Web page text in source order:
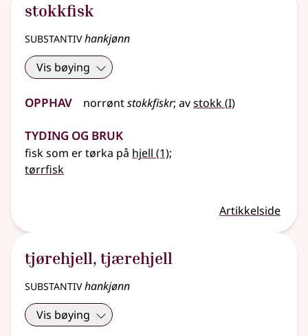
stokkfisk
substantivhankjønn
Vis bøying
Opphav norrøntstokkfiskr; avstokk(1
I)
Tyding og bruk
fisk som er tørka på hjell (1);
tørrfisk
Artikkelside
tjørehjell, tjærehjell
substantivhankjønn
Vis bøying